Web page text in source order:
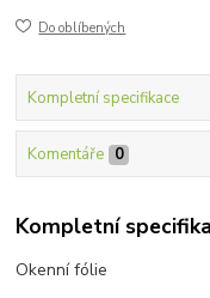
Do oblíbených
Kompletní specifikace
Komentáře 0
Kompletní
Okenní fólie